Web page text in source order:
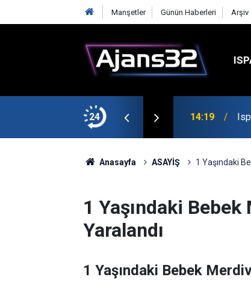
Manşetler Günün Haberleri Arşiv
24 14:19
Anasayfa ASAYİŞ 1 Yaşındaki
1 Yaşındaki
Yaralandı
1 Yaşındaki Bebek